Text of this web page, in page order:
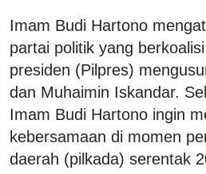
Imam Budi Hartono
partai politik yang
presiden (Pilpres)
dan Muhaimin Iskandar.
Imam Budi Hartono ingin
kebersamaan di momen
daerah (pilkada) serentak